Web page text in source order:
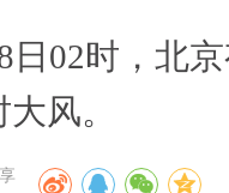
日02时，北
风。